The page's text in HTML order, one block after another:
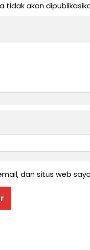
tidak akan
dan situs web